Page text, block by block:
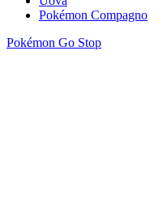
Pokémon Compagno
Pokémon Go Stop